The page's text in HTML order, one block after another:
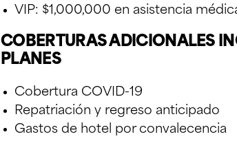
VIP: $1,000,000 en asistencia
COBERTURAS ADICIONALES
PLANES
Cobertura COVID-19
Repatriación y regreso anticipado
Gastos de hotel por convalecencia